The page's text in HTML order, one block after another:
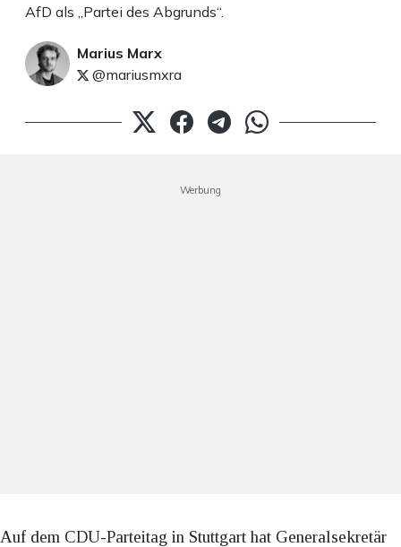
AfD als „Partei des Abgrunds“.
Marius Marx
@mariusmxra
Werbung
Auf dem CDU-Parteitag in Stuttgart hat Generalsekretär